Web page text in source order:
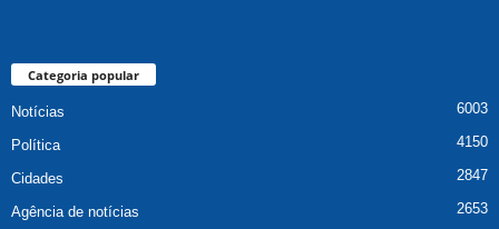
Categoria popular
Notícias 6003
Política 4150
Cidades 2847
Agência de notícias 2653